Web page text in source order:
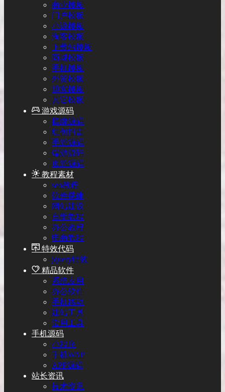
商业模板
门户模板
小说模板
淘客模板
下载站模板
商城模板
手机模板
外贸模板
博客模板
其它模板
游戏源码
棋牌源码
红包扫雷
手游源码
端游源码
页游源码
教程素材
seo教程
软件搭建
网站建设
自学教程
办公教程
电商教程
特效代码
jquery特效
精品软件
系统应用
办公软件
手机移动
建站工具
常用工具
手机源码
小程序
手机WAP
APP源码
站长资讯
技术资讯